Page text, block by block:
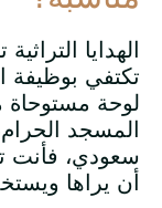
الهدايا
تكتفي بوظيفة
لوحة مستوحاة
المسجد
سعودي، فأنت
أن يراها